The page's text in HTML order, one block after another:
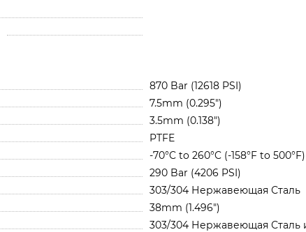
870 Bar (12618 PSI)
7.5mm (0.295")
3.5mm (0.138")
PTFE
-70°C to 260°C (-158°F to 500°F)
290 Bar (4206 PSI)
303/304 Нержавеющая Сталь
38mm (1.496")
303/304 Нержавеющая Сталь